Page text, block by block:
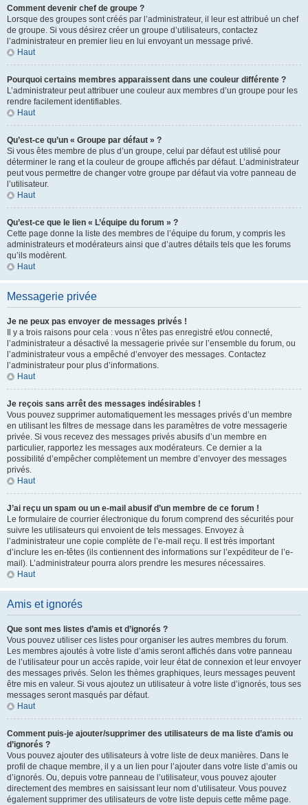
Comment devenir chef de groupe ?
Lorsque des groupes sont créés par l’administrateur, il leur est attribué un chef
de groupe. Si vous désirez créer un groupe d’utilisateurs, contactez
l’administrateur en premier lieu en lui envoyant un message privé.
Haut
Pourquoi certains membres apparaissent dans une couleur différente ?
L’administrateur peut attribuer une couleur aux membres d’un groupe pour les
rendre facilement identifiables.
Haut
Qu’est-ce qu’un « Groupe par défaut » ?
Si vous êtes membre de plus d’un groupe, celui par défaut est utilisé pour
déterminer le rang et la couleur de groupe affichés par défaut. L’administrateur
peut vous permettre de changer votre groupe par défaut via votre panneau de
l’utilisateur.
Haut
Qu’est-ce que le lien « L’équipe du forum » ?
Cette page donne la liste des membres de l’équipe du forum, y compris les
administrateurs et modérateurs ainsi que d’autres détails tels que les forums
qu’ils modèrent.
Haut
Messagerie privée
Je ne peux pas envoyer de messages privés !
Il y a trois raisons pour cela : vous n’êtes pas enregistré et/ou connecté,
l’administrateur a désactivé la messagerie privée sur l’ensemble du forum, ou
l’administrateur vous a empêché d’envoyer des messages. Contactez
l’administrateur pour plus d’informations.
Haut
Je reçois sans arrêt des messages indésirables !
Vous pouvez supprimer automatiquement les messages privés d’un membre
en utilisant les filtres de message dans les paramètres de votre messagerie
privée. Si vous recevez des messages privés abusifs d’un membre en
particulier, rapportez les messages aux modérateurs. Ce dernier a la
possibilité d’empêcher complètement un membre d’envoyer des messages
privés.
Haut
J’ai reçu un spam ou un e-mail abusif d’un membre de ce forum !
Le formulaire de courrier électronique du forum comprend des sécurités pour
suivre les utilisateurs qui envoient de tels messages. Envoyez à
l’administrateur une copie complète de l’e-mail reçu. Il est très important
d’inclure les en-têtes (ils contiennent des informations sur l’expéditeur de l’e-
mail). L’administrateur pourra alors prendre les mesures nécessaires.
Haut
Amis et ignorés
Que sont mes listes d’amis et d’ignorés ?
Vous pouvez utiliser ces listes pour organiser les autres membres du forum.
Les membres ajoutés à votre liste d’amis seront affichés dans votre panneau
de l’utilisateur pour un accès rapide, voir leur état de connexion et leur envoyer
des messages privés. Selon les thèmes graphiques, leurs messages peuvent
être mis en valeur. Si vous ajoutez un utilisateur à votre liste d’ignorés, tous ses
messages seront masqués par défaut.
Haut
Comment puis-je ajouter/supprimer des utilisateurs de ma liste d’amis ou
d’ignorés ?
Vous pouvez ajouter des utilisateurs à votre liste de deux manières. Dans le
profil de chaque membre, il y a un lien pour l’ajouter dans votre liste d’amis ou
d’ignorés. Ou, depuis votre panneau de l’utilisateur, vous pouvez ajouter
directement des membres en saisissant leur nom d’utilisateur. Vous pouvez
également supprimer des utilisateurs de votre liste depuis cette même page.